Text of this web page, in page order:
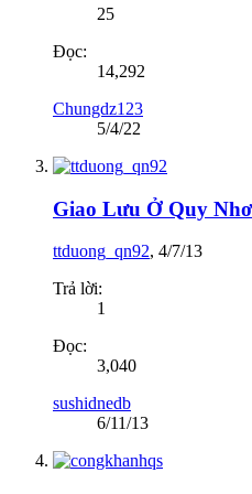
25
Đọc:
14,292
Chungdz123
5/4/22
Giao Lưu Ở Quy
ttduong_qn92, 4/7/13
Trả lời:
1
Đọc:
3,040
sushidnedb
6/11/13